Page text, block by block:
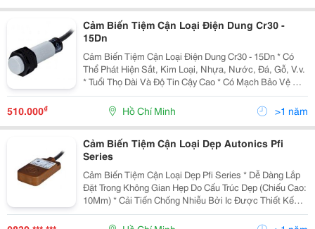
Cảm Biến Tiệm Cận Loại Điện Dung Cr30 -
15Dn
Cảm Biến Tiệm Cận Loại Điện Dung Cr30 - 15Dn * Có
Thể Phát Hiện Sắt, Kim Loại, Nhựa, Nước, Đá, Gỗ, V.v.
* Tuổi Thọ Dài Và Độ Tin Cậy Cao * Có Mạch Bảo Vệ Nối
Ngược Cực Nguồn, Quá Áp * Dễ Dàng Điều Chỉnh
Khoảng Cách Phát Hiện Với Biến Trở Điều C
510.000₫ Hồ Chí Minh >1 năm
Cảm Biến Tiệm Cận Loại Dẹp Autonics Pfi
Series
Cảm Biến Tiệm Cận Loại Dẹp Pfi Series * Dễ Dàng Lắp
Đặt Trong Không Gian Hẹp Do Cấu Trúc Dẹp (Chiếu Cao:
10Mm) * Cải Tiến Chống Nhiễu Bởi Ic Được Thiết Kế
Riêng Biệt (Dc) * Có Mạch Bảo Vệ Nối Ngược Cực
Nguồn, Bảo Vệ Quá Áp, Mạch Bảo Vệ Quá Dòng